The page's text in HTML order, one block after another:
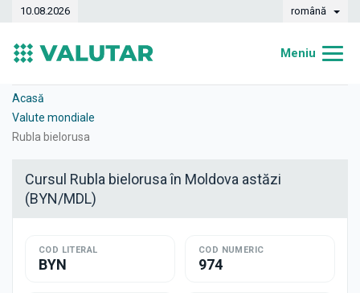
10.08.2026 română
Meniu
Case de schimb
Acasă
Valute mondiale
Rubla bielorusa
Cursul Rubla bielorusa în Moldova astăzi
(BYN/MDL)
COD LITERAL
BYN
COD NUMERIC
974